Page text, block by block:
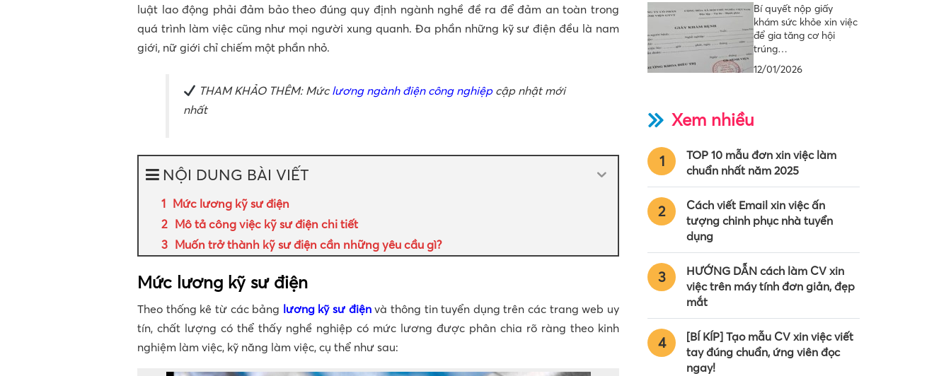
luật lao động phải đảm bảo theo đúng quy định ngành nghề đề ra để đảm an toàn trong
quá trình làm việc cũng như mọi người xung quanh. Đa phần những kỹ sư điện đều là nam
giới, nữ giới chỉ chiếm một phần nhỏ.
THAM KHẢO THÊM: Mứclương ngành điện công nghiệpcập nhật mới
nhất
NỘI DUNG BÀI VIẾT
Mức lương kỹ sư điện
Mô tả công việc kỹ sư điện chi tiết
Muốn trở thành kỹ sư điện cần những yêu cầu gì?
Mức lương kỹ sư điện
Theo thống kê từ các bảng lương kỹ sư điệnvà thông tin tuyển dụng trên các trang web uy
tín, chất lượng có thể thấy nghề nghiệp có mức lương được phân chia rõ ràng theo kinh
nghiệm làm việc, kỹ năng làm việc, cụ thể như sau:
Bí quyết nộp giấy
khám sức khỏe xin việc
để gia tăng cơ hội
trúng…
12/01/2026
Xem nhiều
1
TOP 10 mẫu đơn xin việc làm
chuẩn nhất năm 2025
2
Cách viết Email xin việc ấn
tượng chinh phục nhà tuyển
dụng
3
HƯỚNG DẪN cách làm CV xin
việc trên máy tính đơn giản, đẹp
mắt
4
[BÍ KÍP] Tạo mẫu CV xin việc viết
tay đúng chuẩn, ứng viên đọc
ngay!